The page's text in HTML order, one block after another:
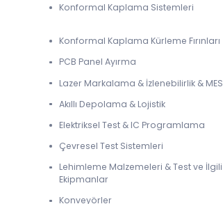
Konformal Kaplama Sistemleri
Konformal Kaplama Kürleme Fırınları
PCB Panel Ayırma
Lazer Markalama & İzlenebilirlik & MES
Akıllı Depolama & Lojistik
Elektriksel Test & IC Programlama
Çevresel Test Sistemleri
Lehimleme Malzemeleri & Test ve İlgili
Ekipmanlar
Konveyörler